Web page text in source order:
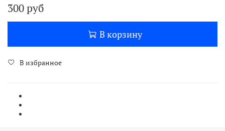
300 руб
В корзину
В избранное